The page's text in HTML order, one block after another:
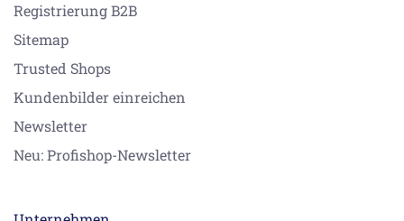
Registrierung B2B
Sitemap
Trusted Shops
Kundenbilder einreichen
Newsletter
Neu: Profishop-Newsletter